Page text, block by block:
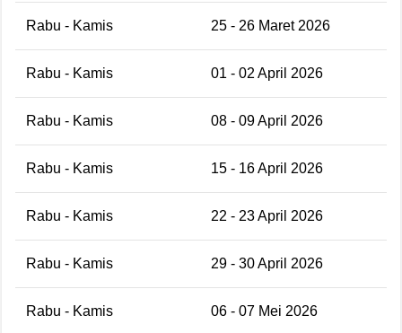
Rabu - Kamis 25 - 26 Maret 2026
Rabu - Kamis 01 - 02 April 2026
Rabu - Kamis 08 - 09 April 2026
Rabu - Kamis 15 - 16 April 2026
Rabu - Kamis 22 - 23 April 2026
Rabu - Kamis 29 - 30 April 2026
Rabu - Kamis 06 - 07 Mei 2026